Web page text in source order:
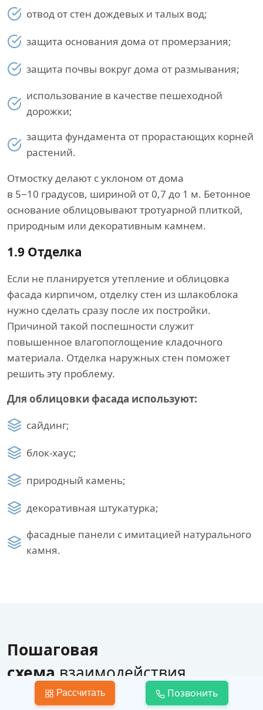
отвод от стен дождевых и талых вод;
защита основания дома от промерзания;
защита почвы вокруг дома от размывания;
использование в качестве пешеходной
дорожки;
защита фундамента от прорастающих корней
растений.
Отмостку делают с уклоном от дома
в 5−10 градусов, шириной от 0,7 до 1 м. Бетонное
основание облицовывают тротуарной плиткой,
природным или декоративным камнем.
1.9 Отделка
Если не планируется утепление и облицовка
фасада кирпичом, отделку стен из шлакоблока
нужно сделать сразу после их постройки.
Причиной такой поспешности служит
повышенное влагопоглощение кладочного
материала. Отделка наружных стен поможет
решить эту проблему.
Для облицовки фасада используют:
сайдинг;
блок-хаус;
природный камень;
декоративная штукатурка;
фасадные панели с имитацией натурального
камня.
Пошаговая
схема взаимодействия
по строительству дома
Рассчитать Позвонить